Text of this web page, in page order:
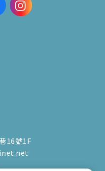
16號1F